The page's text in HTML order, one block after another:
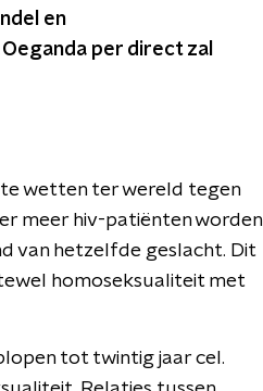
en
per direct zal
wetten ter wereld tegen
meer hiv-patiënten worden
van hetzelfde geslacht. Dit
homoseksualiteit met
tot twintig jaar cel.